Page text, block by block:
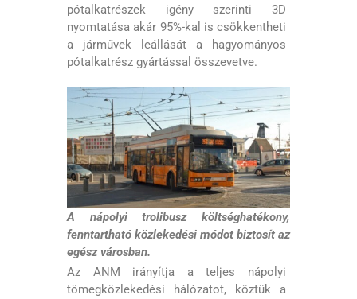
pótalkatrészek igény szerinti 3D
nyomtatása akár 95%-kal is csökkentheti
a járművek leállását a hagyományos
pótalkatrész gyártással összevetve.
A nápolyi trolibusz költséghatékony,
fenntartható közlekedési módot biztosít az
egész városban.
Az ANM irányítja a teljes nápolyi
tömegközlekedési hálózatot, köztük a